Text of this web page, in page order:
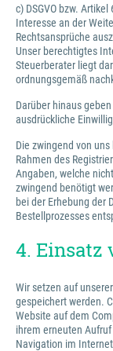
c) DSGVO bzw.
Interesse an der
Rechtsansprüche
Unser berechtigtes
Steuerberater liegt
ordnungsgemäß
Darüber hinaus
ausdrückliche
Die zwingend von
Rahmen des
Angaben, welche
zwingend benötigt
bei der Erhebung der
Bestellprozesses
4. Einsatz
Wir setzen auf
gespeichert werden.
Website auf dem
ihrem erneuten
Navigation im